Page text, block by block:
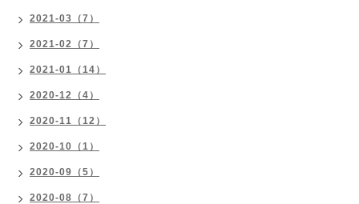
2021-03（7）
2021-02（7）
2021-01（14）
2020-12（4）
2020-11（12）
2020-10（1）
2020-09（5）
2020-08（7）